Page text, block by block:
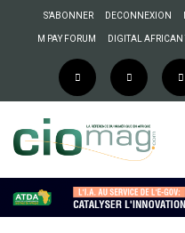
S’ABONNER DECONNEXION
M PAY FORUM DIGITAL AFRICAN